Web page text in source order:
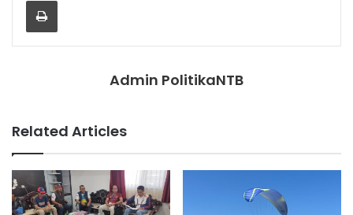
Admin PolitikaNTB
Related Articles